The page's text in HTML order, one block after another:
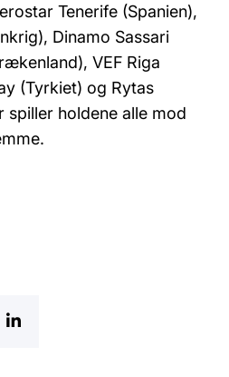
Tenerife (Spanien),
Dinamo Sassari
VEF Riga
(Tyrkiet) og Rytas
spiller holdene alle mod